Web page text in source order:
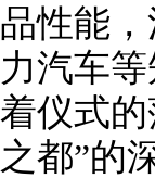
品性能
力汽车
着仪式
之都”的